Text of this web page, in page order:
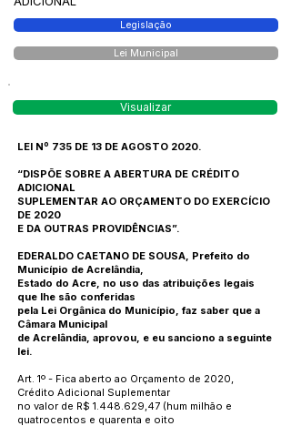
Legislação
Lei Municipal
Visualizar
LEI Nº 735 DE 13 DE AGOSTO 2020.
“DISPÕE SOBRE A ABERTURA DE CRÉDITO
ADICIONAL
SUPLEMENTAR AO ORÇAMENTO DO EXERCÍCIO
DE 2020
E DA OUTRAS PROVIDÊNCIAS”.
EDERALDO CAETANO DE SOUSA, Prefeito do
Município de Acrelândia,
Estado do Acre, no uso das atribuições legais
que lhe são conferidas
pela Lei Orgânica do Município, faz saber que a
Câmara Municipal
de Acrelândia, aprovou, e eu sanciono a seguinte
lei.
Art. 1º - Fica aberto ao Orçamento de 2020,
Crédito Adicional Suplementar
no valor de R$ 1.448.629,47 (hum milhão e
quatrocentos e quarenta e oito